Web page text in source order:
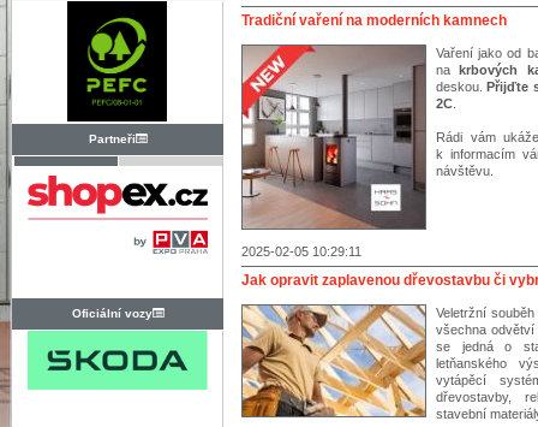
Partneři
Oficiální vozy
Tradiční vaření na moderních kamnech
Vaření jako od
nakrbových
deskou.Přijďte
2C
Rádi vám
k informacím
návštěvu.
2025-02-05 10:29:11
Jak opravit zaplavenou dřevostavbu či
Veletržní
všechna
se jedná o
letňanského
vytápěcí
dřevostavby,
stavební